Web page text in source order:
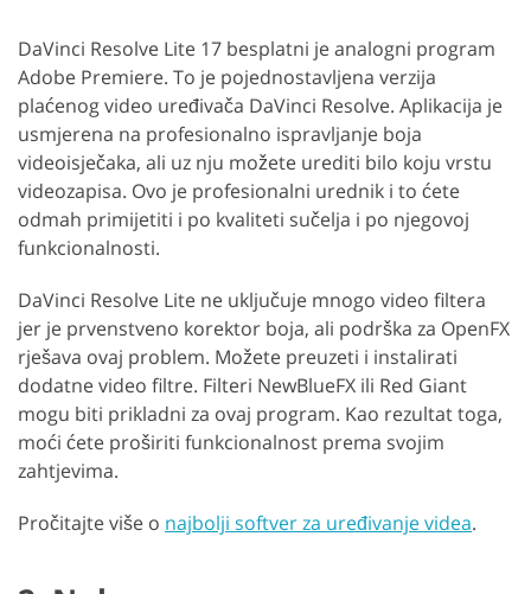
DaVinci Resolve Lite 17 besplatni je analogni program
Adobe Premiere. To je pojednostavljena verzija
plaćenog video uređivača DaVinci Resolve. Aplikacija je
usmjerena na profesionalno ispravljanje boja
videoisječaka, ali uz nju možete urediti bilo koju vrstu
videozapisa. Ovo je profesionalni urednik i to ćete
odmah primijetiti i po kvaliteti sučelja i po njegovoj
funkcionalnosti.
DaVinci Resolve Lite ne uključuje mnogo video filtera
jer je prvenstveno korektor boja, ali podrška za OpenFX
rješava ovaj problem. Možete preuzeti i instalirati
dodatne video filtre. Filteri NewBlueFX ili Red Giant
mogu biti prikladni za ovaj program. Kao rezultat toga,
moći ćete proširiti funkcionalnost prema svojim
zahtjevima.
Pročitajte više o najbolji softver za uređivanje videa.